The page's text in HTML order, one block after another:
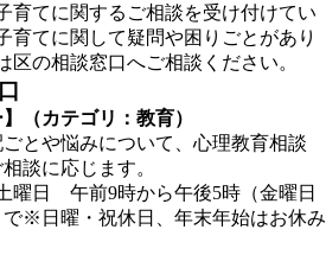
育てに関するご相談を受け付けてい
育てに関して疑問や困りごとがあり
区の相談窓口へご相談ください。
（カテゴリ：教育）
とや悩みについて、心理教育相談
談に応じます。
曜日 午前9時から午後5時（金曜日
で※日曜・祝休日、年末年始はお休み